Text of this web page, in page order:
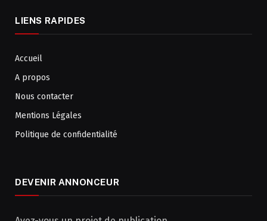
LIENS RAPIDES
Accueil
A propos
Nous contacter
Mentions Légales
Politique de confidentialité
DEVENIR ANNONCEUR